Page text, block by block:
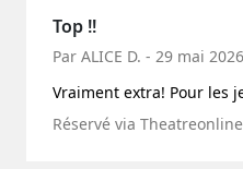
Top !!
Par ALICE D. - 29 mai
Vraiment extra! Pour les
Réservé via Theatreonline